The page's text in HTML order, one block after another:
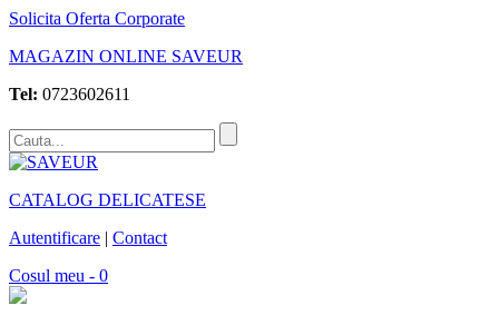
Solicita Oferta Corporate
MAGAZIN ONLINE SAVEUR
Tel: 0723602611
CATALOG DELICATESE
Autentificare | Contact
Cosul meu - 0